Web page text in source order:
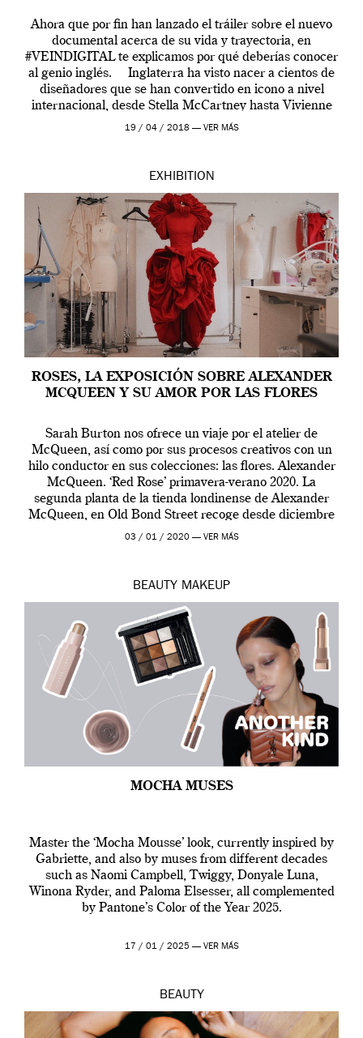
Ahora que por fin han lanzado el tráiler sobre el nuevo
documental acerca de su vida y trayectoria, en
#VEINDIGITAL te explicamos por qué deberías conocer
al genio inglés. Inglaterra ha visto nacer a cientos de
diseñadores que se han convertido en icono a nivel
internacional, desde Stella McCartney hasta Vivienne
Westwood pasando […]
19 / 04 / 2018 — VER MÁS
EXHIBITION
ROSES, LA EXPOSICIÓN SOBRE ALEXANDER
MCQUEEN Y SU AMOR POR LAS FLORES
Sarah Burton nos ofrece un viaje por el atelier de
McQueen, así como por sus procesos creativos con un
hilo conductor en sus colecciones: las flores. Alexander
McQueen. ‘Red Rose’ primavera-verano 2020. La
segunda planta de la tienda londinense de Alexander
McQueen, en Old Bond Street recoge desde diciembre
de 2019 hasta final de abril […]
03 / 01 / 2020 — VER MÁS
BEAUTY MAKEUP
MOCHA MUSES
Master the ‘Mocha Mousse’ look, currently inspired by
Gabriette, and also by muses from different decades
such as Naomi Campbell, Twiggy, Donyale Luna,
Winona Ryder, and Paloma Elsesser, all complemented
by Pantone’s Color of the Year 2025.
17 / 01 / 2025 — VER MÁS
BEAUTY